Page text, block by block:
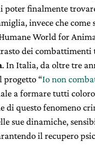
finalmente
invece che
World for
dei combattimenti
. In Italia, da oltre tre
progetto “Io non
a formare tutti
di questo fenomeno
sue dinamiche,
il recupero